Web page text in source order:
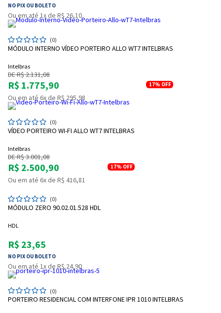
Entrega Flash
Cartão de crédito
Pagamento via Pix
Retire na Loja
NO PIX OU BOLETO
Ou em até 1x de R$ 26,10
(0)
MÓDULO INTERNO VÍDEO PORTEIRO ALLO WT7 INTELBRAS
Intelbras
DE R$ 2.131,08
R$ 1.775,90 17% OFF
Ou em até 6x de R$ 295,98
(0)
VÍDEO PORTEIRO WI-FI ALLO WT7 INTELBRAS
Intelbras
DE R$ 3.001,08
R$ 2.500,90 17% OFF
Ou em até 6x de R$ 416,81
(0)
MÓDULO ZERO 90.02.01.528 HDL
HDL
R$ 23,65
NO PIX OU BOLETO
Ou em até 1x de R$ 24,90
(0)
PORTEIRO RESIDENCIAL COM INTERFONE IPR 1010 INTELBRAS